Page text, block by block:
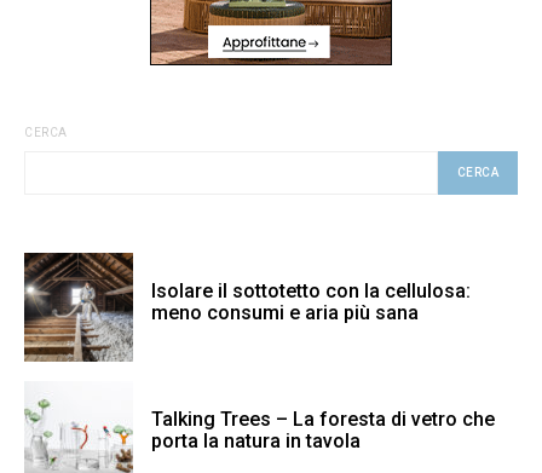
CERCA
CERCA
Isolare il sottotetto con la cellulosa:
meno consumi e aria più sana
Talking Trees – La foresta di vetro che
porta la natura in tavola